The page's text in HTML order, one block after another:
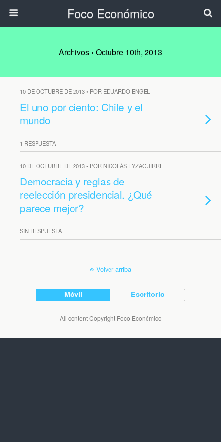
Foco Económico
Archivos › Octubre 10th, 2013
10 DE OCTUBRE DE 2013 • POR EDUARDO ENGEL
El uno por ciento: Chile y el
mundo
1 RESPUESTA
10 DE OCTUBRE DE 2013 • POR NICOLÁS EYZAGUIRRE
Democracia y reglas de
reelección presidencial. ¿Qué
parece mejor?
SIN RESPUESTA
Volver arriba
Móvil Escritorio
All content Copyright Foco Económico